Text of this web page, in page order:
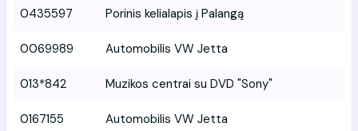
0435597 Porinis kelialapis į Palangą
0069989 Automobilis VW Jetta
013*842 Muzikos centrai su DVD "Sony"
0167155 Automobilis VW Jetta